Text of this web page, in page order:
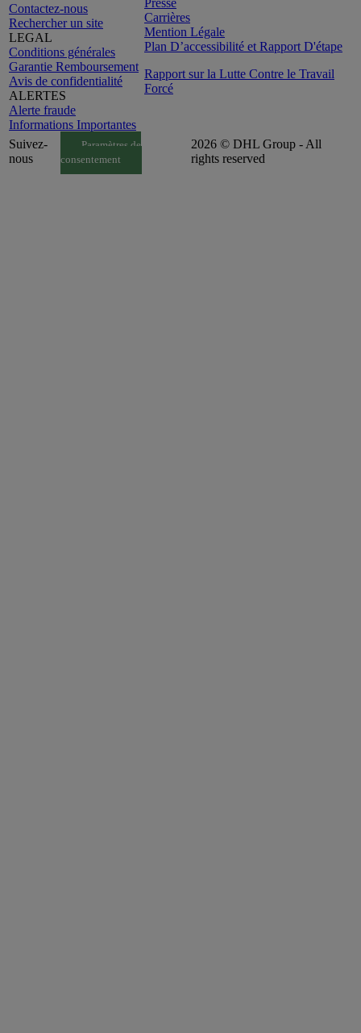
Contactez-nous
Rechercher un site
LEGAL
Conditions générales
Garantie Remboursement
Avis de confidentialité
ALERTES
Alerte fraude
Informations Importantes
Presse
Carrières
Mention Légale
Plan D’accessibilité et Rapport D'étape
Rapport sur la Lutte Contre le Travail
Forcé
Suivez-
nous
Paramètres de
consentement
2026 © DHL Group - All
rights reserved